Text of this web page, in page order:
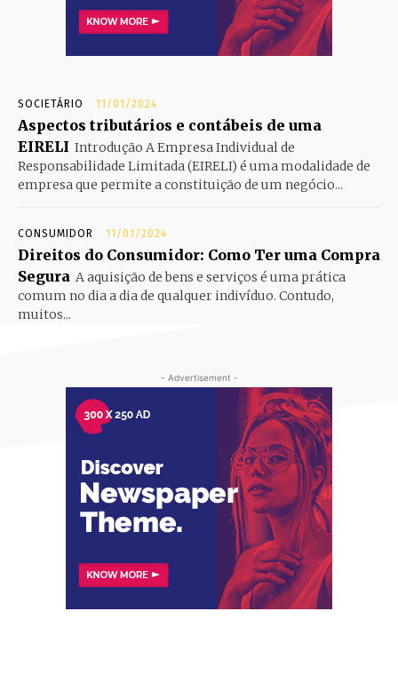
SOCIETÁRIO 11/01/2024
Aspectos tributários e contábeis de uma
EIRELI Introdução A Empresa Individual de
Responsabilidade Limitada (EIRELI) é uma modalidade de
empresa que permite a constituição de um negócio...
CONSUMIDOR 11/01/2024
Direitos do Consumidor: Como Ter uma Compra
Segura A aquisição de bens e serviços é uma prática
comum no dia a dia de qualquer indivíduo. Contudo,
muitos...
- Advertisement -